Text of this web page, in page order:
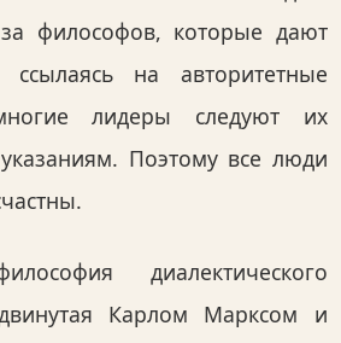
философов, которые дают
ссылаясь на авторитетные
лидеры следуют их
Поэтому все люди
диалектического
Карлом Марксом и